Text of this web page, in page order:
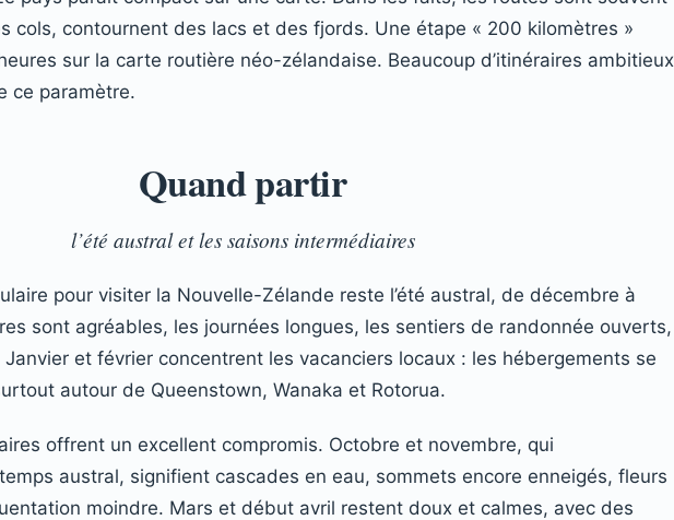
cols, contournent des lacs et des fjords. Une étape « 200 kilomètres »
sur la carte routière néo-zélandaise. Beaucoup d’itinéraires ambitieux
ce paramètre.
Quand partir
l’été austral et les saisons intermédiaires
pour visiter la Nouvelle-Zélande reste l’été austral, de décembre à
sont agréables, les journées longues, les sentiers de randonnée ouverts,
et février concentrent les vacanciers locaux : les hébergements se
autour de Queenstown, Wanaka et Rotorua.
offrent un excellent compromis. Octobre et novembre, qui
austral, signifient cascades en eau, sommets encore enneigés, fleurs
moindre. Mars et début avril restent doux et calmes, avec des